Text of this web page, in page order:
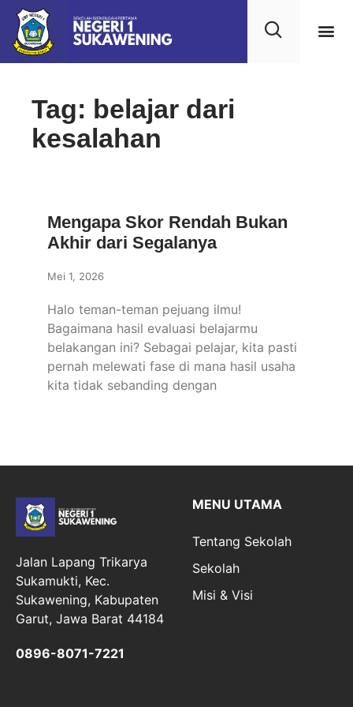
Tag: belajar dari
kesalahan
Mengapa Skor Rendah Bukan
Akhir dari Segalanya
Mei 1, 2026
Halo teman-teman pejuang ilmu!
Bagaimana hasil evaluasi belajarmu
belakangan ini? Sebagai pelajar, kita pasti
pernah melewati fase di mana hasil usaha
kita tidak sebanding dengan
Jalan Lapang Trikarya
Sukamukti, Kec.
Sukawening, Kabupaten
Garut, Jawa Barat 44184
0896-8071-7221
MENU UTAMA
Tentang Sekolah
Sekolah
Misi & Visi